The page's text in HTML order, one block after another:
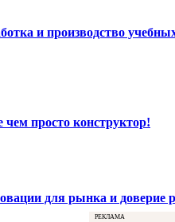
и производство
просто конструктор!
для рынка и доверие
РЕКЛАМА